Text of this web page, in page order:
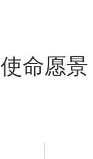
使命愿景